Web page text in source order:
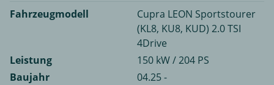
Fahrzeugmodell
Cupra LEON Sportstourer
(KL8, KU8, KUD) 2.0 TSI
4Drive
Leistung
150 kW / 204 PS
Baujahr
04.25 -